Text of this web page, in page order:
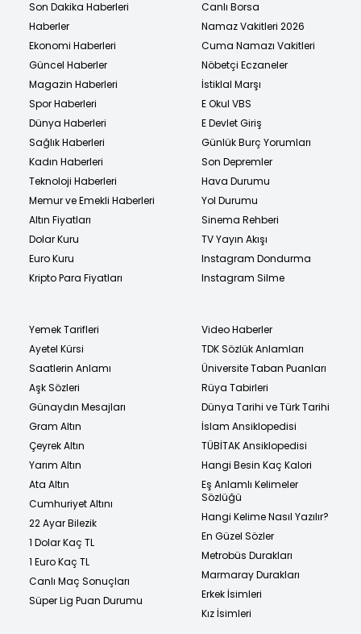
Son Dakika Haberleri
Haberler
Ekonomi Haberleri
Güncel Haberler
Magazin Haberleri
Spor Haberleri
Dünya Haberleri
Sağlık Haberleri
Kadın Haberleri
Teknoloji Haberleri
Memur ve Emekli Haberleri
Altın Fiyatları
Dolar Kuru
Euro Kuru
Kripto Para Fiyatları
Canlı Borsa
Namaz Vakitleri 2026
Cuma Namazı Vakitleri
Nöbetçi Eczaneler
İstiklal Marşı
E Okul VBS
E Devlet Giriş
Günlük Burç Yorumları
Son Depremler
Hava Durumu
Yol Durumu
Sinema Rehberi
TV Yayın Akışı
Instagram Dondurma
Instagram Silme
Yemek Tarifleri
Ayetel Kürsi
Saatlerin Anlamı
Aşk Sözleri
Günaydın Mesajları
Gram Altın
Çeyrek Altın
Yarım Altın
Ata Altın
Cumhuriyet Altını
22 Ayar Bilezik
1 Dolar Kaç TL
1 Euro Kaç TL
Canlı Maç Sonuçları
Süper Lig Puan Durumu
Video Haberler
TDK Sözlük Anlamları
Üniversite Taban Puanları
Rüya Tabirleri
Dünya Tarihi ve Türk Tarihi
İslam Ansiklopedisi
TÜBİTAK Ansiklopedisi
Hangi Besin Kaç Kalori
Eş Anlamlı Kelimeler
Sözlüğü
Hangi Kelime Nasıl Yazılır?
En Güzel Sözler
Metrobüs Durakları
Marmaray Durakları
Erkek İsimleri
Kız İsimleri